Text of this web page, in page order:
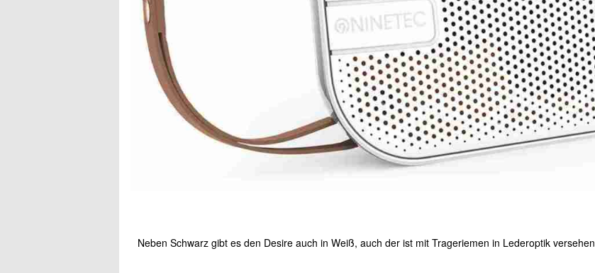
Neben Schwarz gibt es den Desire auch in Weiß, auch der ist mit Trageriemen in Lederoptik versehen